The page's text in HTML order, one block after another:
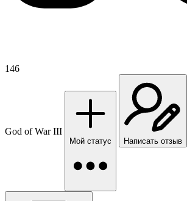
146
God of War III
Мой статус Написать отзыв